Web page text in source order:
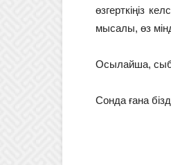
өзгерткіңіз
мысалы, өз
Осылайша,
Сонда ғана